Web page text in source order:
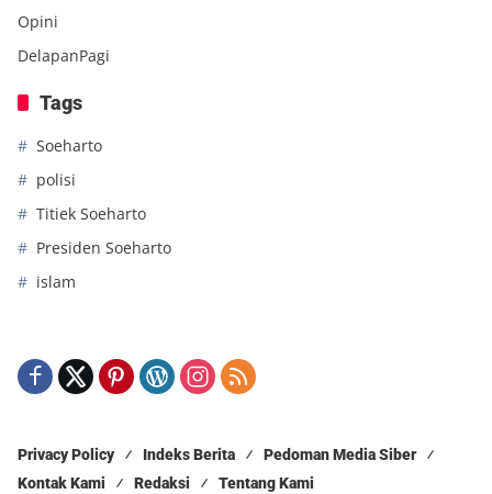
Opini
DelapanPagi
Tags
Soeharto
polisi
Titiek Soeharto
Presiden Soeharto
islam
Privacy Policy Indeks Berita
Pedoman Media Siber
Kontak Kami
Redaksi Tentang Kami